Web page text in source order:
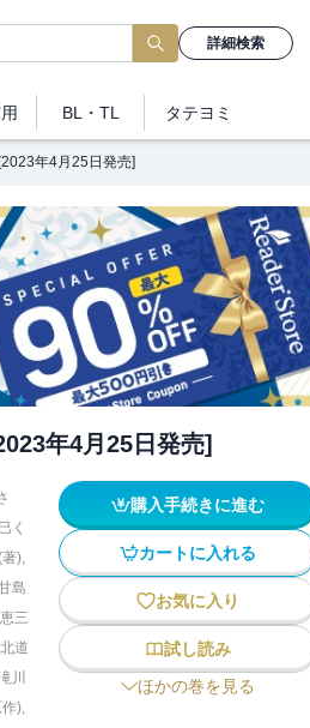
詳細検索
BL・TL タテヨミ
年4月25日発売]
年4月25日発売]
く
著),
島
恵三
北道
川
),
購入手続きに進む
カートに入れる
お気に入り
試し読み
ほかの巻を見る